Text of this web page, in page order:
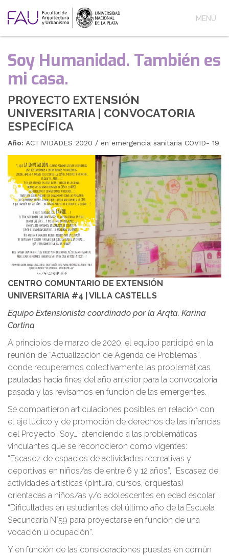
MENÚ
Soy Humanidad. También es
mi casa.
PROYECTO EXTENSIÓN
UNIVERSITARIA | CONVOCATORIA
ESPECÍFICA
Año: ACTIVIDADES 2020 / en emergencia sanitaria COVID- 19
CENTRO COMUNTARIO DE EXTENSIÓN
UNIVERSITARIA #4 | VILLA CASTELLS
Equipo Extensionista coordinado por la Arqta. Karina
Cortina
A principios de marzo de 2020, el equipo participó en la
reunión de “Actualización de Agenda de Problemas”,
donde recuperamos colectivamente las problemáticas
pautadas hacia fines del año anterior para la convocatoria
pasada y las revisamos en función de las emergentes.
Se compartieron articulaciones posibles en relación con
el eje lúdico y de promoción de derechos de las infancias
del Proyecto “Soy…” atendiendo a las problemáticas
vinculantes que se reconocieron como vigentes:
“Escasez de espacios de actividades recreativas y
deportivas en niños/as de entre 6 y 12 años”, “Escasez de
actividades artísticas (pintura, cursos, orquestas)
orientadas a niños/as y/o adolescentes en edad escolar”,
“Dificultades en estudiantes del último año de la Escuela
Secundaria N°59 para proyectarse en función de una
vocación u ocupación”.
Y en función de las consideraciones puestas en común